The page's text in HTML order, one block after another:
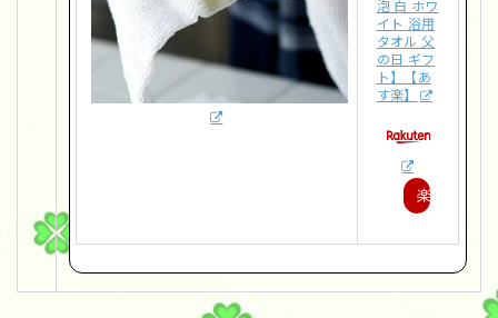
泡 白 ホワ
イト 浴用
タオル 父
の日 ギフ
ト】【あ
す楽】
楽